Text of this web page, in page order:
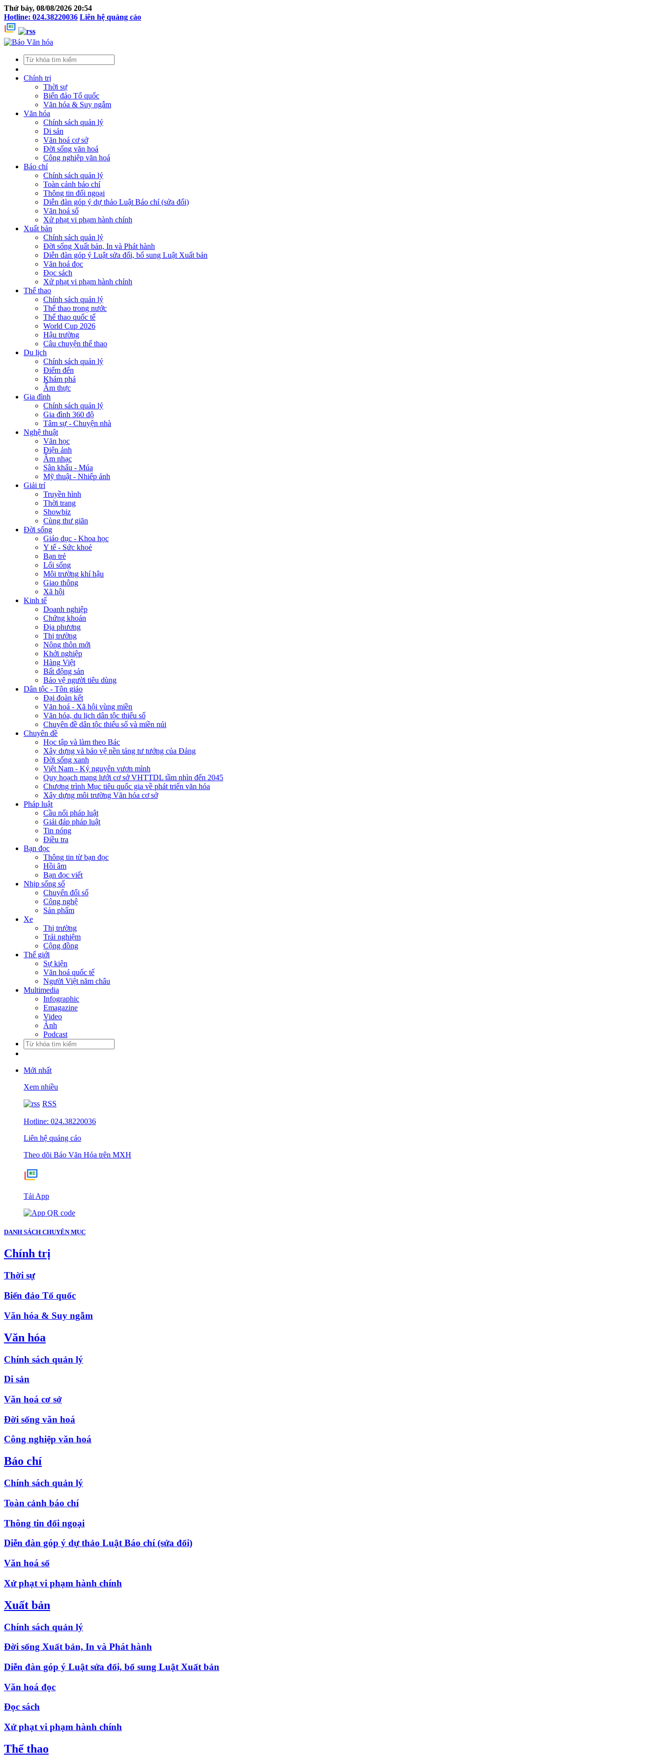
Thứ bảy, 08/08/2026 20:54
Hotline: 024.38220036 Liên hệ quảng cáo
Chính trị
Thời sự
Biển đảo Tổ quốc
Văn hóa & Suy ngẫm
Văn hóa
Chính sách quản lý
Di sản
Văn hoá cơ sở
Đời sống văn hoá
Công nghiệp văn hoá
Báo chí
Chính sách quản lý
Toàn cảnh báo chí
Thông tin đối ngoại
Diễn đàn góp ý dự thảo Luật Báo chí (sửa đổi)
Văn hoá số
Xử phạt vi phạm hành chính
Xuất bản
Chính sách quản lý
Đời sống Xuất bản, In và Phát hành
Diễn đàn góp ý Luật sửa đổi, bổ sung Luật Xuất bản
Văn hoá đọc
Đọc sách
Xử phạt vi phạm hành chính
Thể thao
Chính sách quản lý
Thể thao trong nước
Thể thao quốc tế
World Cup 2026
Hậu trường
Câu chuyện thể thao
Du lịch
Chính sách quản lý
Điểm đến
Khám phá
Ẩm thực
Gia đình
Chính sách quản lý
Gia đình 360 độ
Tâm sự - Chuyện nhà
Nghệ thuật
Văn học
Điện ảnh
Âm nhạc
Sân khấu - Múa
Mỹ thuật - Nhiếp ảnh
Giải trí
Truyền hình
Thời trang
Showbiz
Cùng thư giãn
Đời sống
Giáo dục - Khoa học
Y tế - Sức khoẻ
Bạn trẻ
Lối sống
Môi trường khí hậu
Giao thông
Xã hội
Kinh tế
Doanh nghiệp
Chứng khoán
Địa phương
Thị trường
Nông thôn mới
Khởi nghiệp
Hàng Việt
Bất động sản
Bảo vệ người tiêu dùng
Dân tộc - Tôn giáo
Đại đoàn kết
Văn hoá - Xã hội vùng miền
Văn hóa, du lịch dân tộc thiểu số
Chuyên đề dân tộc thiểu số và miền núi
Chuyên đề
Học tập và làm theo Bác
Xây dựng và bảo vệ nền tảng tư tưởng của Đảng
Đời sống xanh
Việt Nam - Kỷ nguyên vươn mình
Quy hoạch mạng lưới cơ sở VHTTDL tầm nhìn đến 2045
Chương trình Mục tiêu quốc gia về phát triển văn hóa
Xây dựng môi trường Văn hóa cơ sở
Pháp luật
Cầu nối pháp luật
Giải đáp pháp luật
Tin nóng
Điều tra
Bạn đọc
Thông tin từ bạn đọc
Hồi âm
Bạn đọc viết
Nhịp sống số
Chuyển đổi số
Công nghệ
Sản phẩm
Xe
Thị trường
Trải nghiệm
Cộng đồng
Thế giới
Sự kiện
Văn hoá quốc tế
Người Việt năm châu
Multimedia
Infographic
Emagazine
Video
Ảnh
Podcast
Mới nhất
Xem nhiều
RSS
Hotline: 024.38220036
Liên hệ quảng cáo
Theo dõi Báo Văn Hóa trên MXH
Tải App
DANH SÁCH CHUYÊN MỤC
Chính trị
Thời sự
Biển đảo Tổ quốc
Văn hóa & Suy ngẫm
Văn hóa
Chính sách quản lý
Di sản
Văn hoá cơ sở
Đời sống văn hoá
Công nghiệp văn hoá
Báo chí
Chính sách quản lý
Toàn cảnh báo chí
Thông tin đối ngoại
Diễn đàn góp ý dự thảo Luật Báo chí (sửa đổi)
Văn hoá số
Xử phạt vi phạm hành chính
Xuất bản
Chính sách quản lý
Đời sống Xuất bản, In và Phát hành
Diễn đàn góp ý Luật sửa đổi, bổ sung Luật Xuất bản
Văn hoá đọc
Đọc sách
Xử phạt vi phạm hành chính
Thể thao